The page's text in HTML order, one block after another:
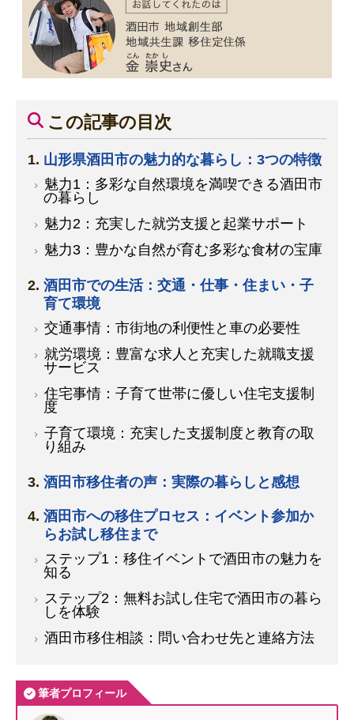
この記事の目次
山形県酒田市の魅力的な暮らし：3つの特徴
魅力1：多彩な自然環境を満喫できる酒田市
の暮らし
魅力2：充実した就労支援と起業サポート
魅力3：豊かな自然が育む多彩な食材の宝庫
酒田市での生活：交通・仕事・住まい・子
育て環境
交通事情：市街地の利便性と車の必要性
就労環境：豊富な求人と充実した就職支援
サービス
住宅事情：子育て世帯に優しい住宅支援制
度
子育て環境：充実した支援制度と教育の取
り組み
酒田市移住者の声：実際の暮らしと感想
酒田市への移住プロセス：イベント参加か
らお試し移住まで
ステップ1：移住イベントで酒田市の魅力を
知る
ステップ2：無料お試し住宅で酒田市の暮ら
しを体験
酒田市移住相談：問い合わせ先と連絡方法
筆者プロフィール